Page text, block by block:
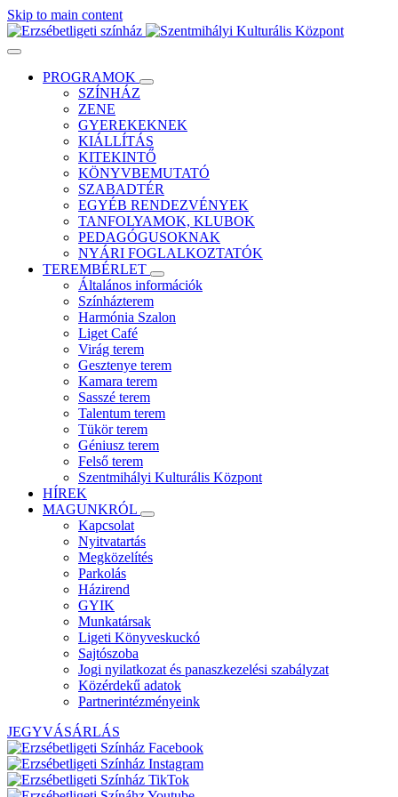
Skip to main content
PROGRAMOK
SZÍNHÁZ
ZENE
GYEREKEKNEK
KIÁLLÍTÁS
KITEKINTŐ
KÖNYVBEMUTATÓ
SZABADTÉR
EGYÉB RENDEZVÉNYEK
TANFOLYAMOK, KLUBOK
PEDAGÓGUSOKNAK
NYÁRI FOGLALKOZTATÓK
TEREMBÉRLET
Általános információk
Színházterem
Harmónia Szalon
Liget Café
Virág terem
Gesztenye terem
Kamara terem
Sasszé terem
Talentum terem
Tükör terem
Géniusz terem
Felső terem
Szentmihályi Kulturális Központ
HÍREK
MAGUNKRÓL
Kapcsolat
Nyitvatartás
Megközelítés
Parkolás
Házirend
GYIK
Munkatársak
Ligeti Könyveskuckó
Sajtószoba
Jogi nyilatkozat és panaszkezelési szabályzat
Közérdekű adatok
Partnerintézményeink
JEGYVÁSÁRLÁS